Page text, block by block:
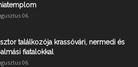
06.
találkozója krassóvári, nermedi és
fiatalokkal
06.